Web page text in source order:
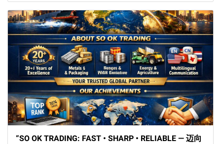
“SO OK TRADING: FAST • SHARP • RELIABLE — 迈向